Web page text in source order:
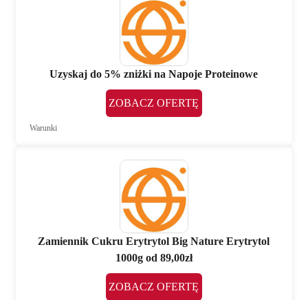
Uzyskaj do 5% zniżki na Napoje Proteinowe
ZOBACZ OFERTĘ
Warunki
Zamiennik Cukru Erytrytol Big Nature Erytrytol
1000g od 89,00zł
ZOBACZ OFERTĘ